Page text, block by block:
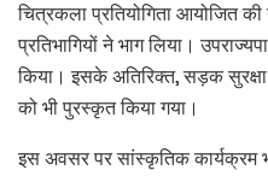
चित्रकला प्रतियोगिता आयोजित
प्रतिभागियों ने भाग लिया।
किया। इसके अतिरिक्त, सड़क
को भी पुरस्कृत किया गया।
इस अवसर पर सांस्कृतिक कार्यक्रम